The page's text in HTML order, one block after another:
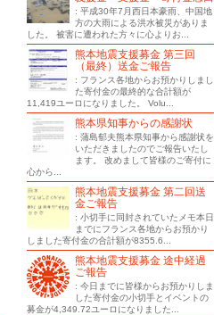
: 平成30年7月西日本豪雨、中国地
方の大雨による洪水被災がありま
した。 被害に遭われた方々に心よりお...
熊本地震支援募金 第三回
（最終）送金ご報告
: フランス各地からお預かりしまし
た寄付金の最終的な合計額が
11,419ユーロになりました。 Volu...
熊本県知事からの感謝状
: 蒲島郁夫熊本県知事から感謝状を
いただきましたのでご報告いたし
ます。 改めまして皆様のご寄付に
心から...
熊本地震支援募金 第二回送
金ご報告
: 小切手に同封されていたメモ本日
までにフランス各地からお預かり
しました寄付金の合計額が8355.6...
熊本地震支援募金 途中経過
ご報告
: 今日までに皆様からお預かりしま
した寄付金の小切手とイベントの
募金が4,349.72ユーロになりました...